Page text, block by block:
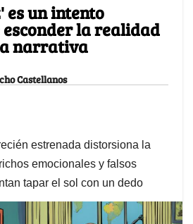
es un intento
la realidad
narrativa
Castellanos
estrenada distorsiona la
emocionales y falsos
tapar el sol con un dedo